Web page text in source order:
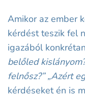
Amikor az ember
kérdést teszik fel
igazából
belőled
felnősz?” „Azért
kérdéseket én is